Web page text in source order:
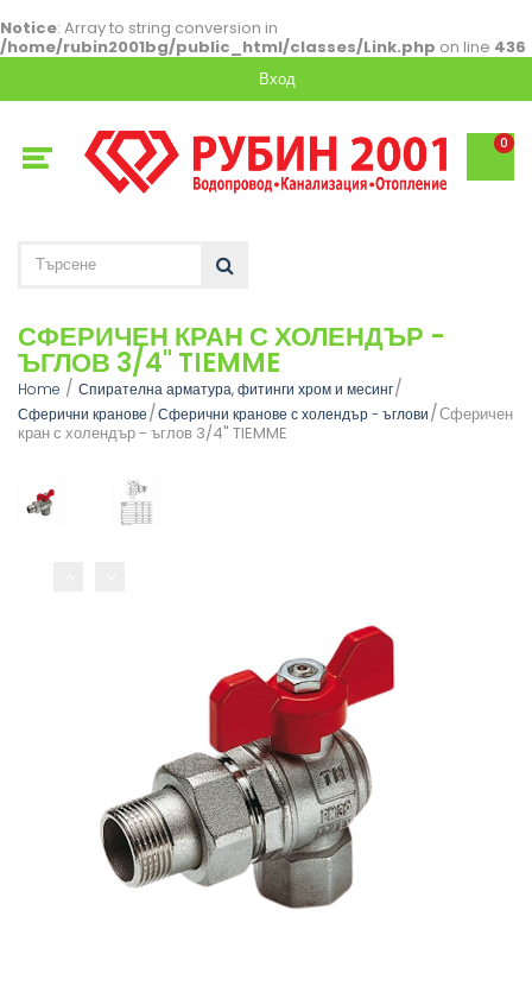
Notice: Array to string conversion in
/home/rubin2001bg/public_html/classes/Link.php on line 436
Вход
0
СФЕРИЧЕН КРАН С ХОЛЕНДЪР -
ЪГЛОВ 3/4" TIEMME
Home
Спирателна арматура, фитинги хром и месинг
Сферични кранове Сферични кранове с холендър - ъглови Сферичен
кран с холендър - ъглов 3/4" TIEMME